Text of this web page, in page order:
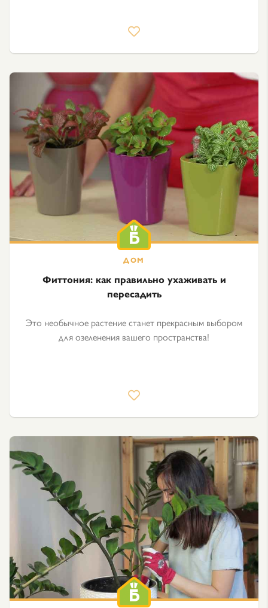
Фиттония: как правильно ухаживать и
пересадить
Это необычное растение станет прекрасным выбором
для озеленения вашего пространства!